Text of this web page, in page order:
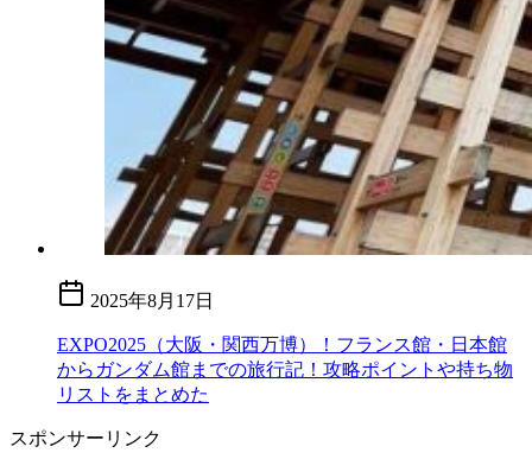
2025年8月17日
EXPO2025（大阪・関西万博）！フランス館・日本館
からガンダム館までの旅行記！攻略ポイントや持ち物
リストをまとめた
スポンサーリンク